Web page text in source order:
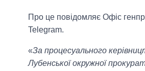
Про це повідомляє Офіс
Telegram.
«За процесуального
Лубенської окружної